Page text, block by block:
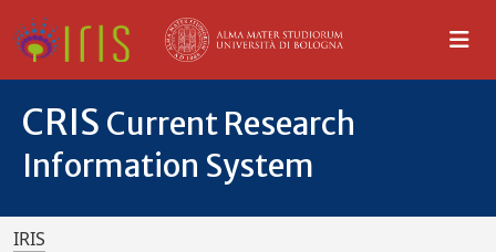
CRIS Current Research
Information System
IRIS